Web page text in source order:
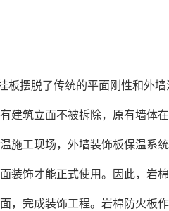
板摆脱了传统的平面刚性和外
建筑立面不被拆除，原有墙体
施工现场，外墙装饰板保温系
装饰才能正式使用。因此，岩
，完成装饰工程。岩棉防火板